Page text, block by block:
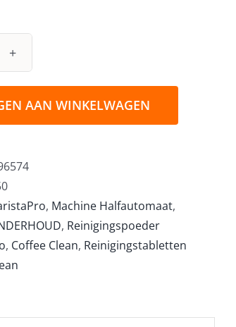
AAN WINKELWAGEN
, Machine Halfautomaat,
, Reinigingspoeder
, Coffee Clean, Reinigingstabletten